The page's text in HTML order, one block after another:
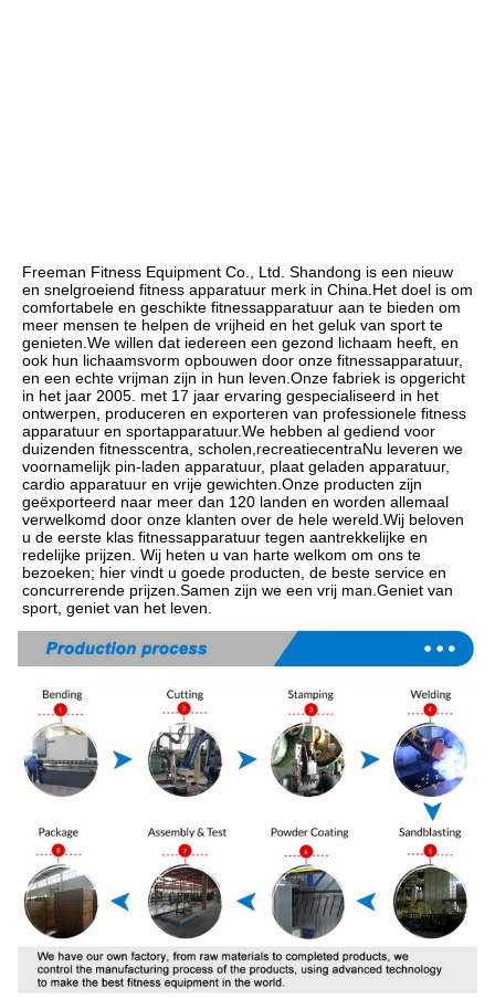
Freeman Fitness Equipment Co., Ltd. Shandong is een nieuw
en snelgroeiend fitness apparatuur merk in China.Het doel is om
comfortabele en geschikte fitnessapparatuur aan te bieden om
meer mensen te helpen de vrijheid en het geluk van sport te
genieten.We willen dat iedereen een gezond lichaam heeft, en
ook hun lichaamsvorm opbouwen door onze fitnessapparatuur,
en een echte vrijman zijn in hun leven.Onze fabriek is opgericht
in het jaar 2005. met 17 jaar ervaring gespecialiseerd in het
ontwerpen, produceren en exporteren van professionele fitness
apparatuur en sportapparatuur.We hebben al gediend voor
duizenden fitnesscentra, scholen,recreatiecentraNu leveren we
voornamelijk pin-laden apparatuur, plaat geladen apparatuur,
cardio apparatuur en vrije gewichten.Onze producten zijn
geëxporteerd naar meer dan 120 landen en worden allemaal
verwelkomd door onze klanten over de hele wereld.Wij beloven
u de eerste klas fitnessapparatuur tegen aantrekkelijke en
redelijke prijzen. Wij heten u van harte welkom om ons te
bezoeken; hier vindt u goede producten, de beste service en
concurrerende prijzen.Samen zijn we een vrij man.Geniet van
sport, geniet van het leven.